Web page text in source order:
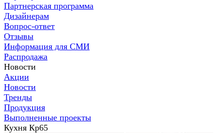
Партнерская программа
Дизайнерам
Вопрос-ответ
Отзывы
Информация для СМИ
Распродажа
Новости
Акции
Новости
Тренды
Продукция
Выполненные проекты
Кухня Кр65